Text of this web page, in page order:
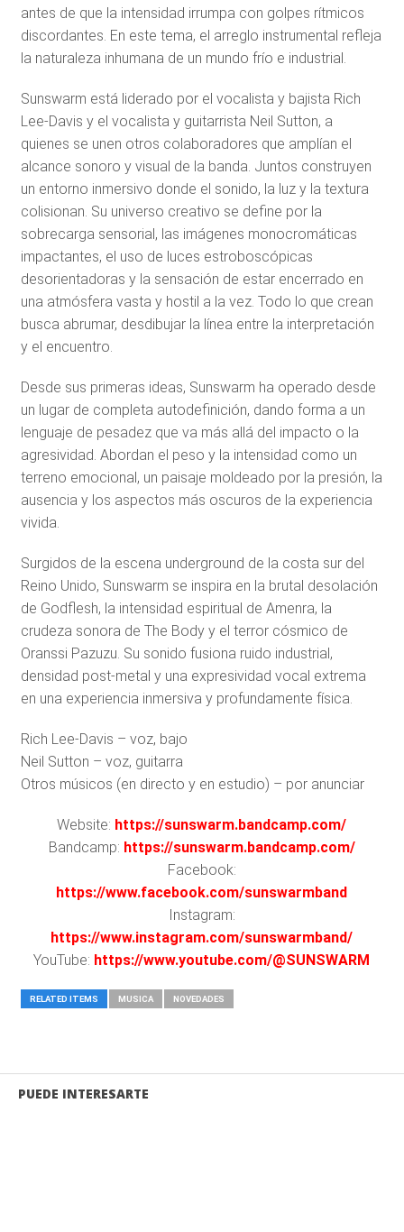
antes de que la intensidad irrumpa con golpes rítmicos
discordantes. En este tema, el arreglo instrumental refleja
la naturaleza inhumana de un mundo frío e industrial.
Sunswarm está liderado por el vocalista y bajista Rich
Lee-Davis y el vocalista y guitarrista Neil Sutton, a
quienes se unen otros colaboradores que amplían el
alcance sonoro y visual de la banda. Juntos construyen
un entorno inmersivo donde el sonido, la luz y la textura
colisionan. Su universo creativo se define por la
sobrecarga sensorial, las imágenes monocromáticas
impactantes, el uso de luces estroboscópicas
desorientadoras y la sensación de estar encerrado en
una atmósfera vasta y hostil a la vez. Todo lo que crean
busca abrumar, desdibujar la línea entre la interpretación
y el encuentro.
Desde sus primeras ideas, Sunswarm ha operado desde
un lugar de completa autodefinición, dando forma a un
lenguaje de pesadez que va más allá del impacto o la
agresividad. Abordan el peso y la intensidad como un
terreno emocional, un paisaje moldeado por la presión, la
ausencia y los aspectos más oscuros de la experiencia
vivida.
Surgidos de la escena underground de la costa sur del
Reino Unido, Sunswarm se inspira en la brutal desolación
de Godflesh, la intensidad espiritual de Amenra, la
crudeza sonora de The Body y el terror cósmico de
Oranssi Pazuzu. Su sonido fusiona ruido industrial,
densidad post-metal y una expresividad vocal extrema
en una experiencia inmersiva y profundamente física.
Rich Lee-Davis – voz, bajo
Neil Sutton – voz, guitarra
Otros músicos (en directo y en estudio) – por anunciar
Website: https://sunswarm.bandcamp.com/
Bandcamp: https://sunswarm.bandcamp.com/
Facebook:
https://www.facebook.com/sunswarmband
Instagram:
https://www.instagram.com/sunswarmband/
YouTube: https://www.youtube.com/@SUNSWARM
RELATED ITEMS MUSICA NOVEDADES
PUEDE INTERESARTE